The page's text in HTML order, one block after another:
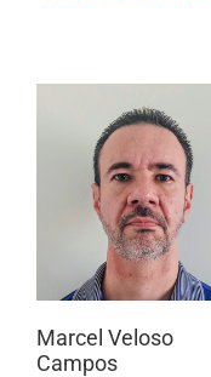
Marcel Veloso
Campos